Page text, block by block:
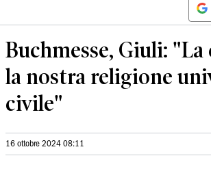
Buchmesse, Giuli:
la nostra religione
civile"
16 ottobre 2024 08:11